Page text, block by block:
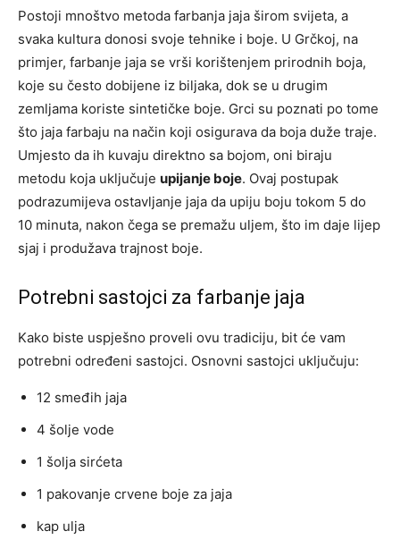
Postoji mnoštvo metoda farbanja jaja širom svijeta, a
svaka kultura donosi svoje tehnike i boje. U Grčkoj, na
primjer, farbanje jaja se vrši korištenjem prirodnih boja,
koje su često dobijene iz biljaka, dok se u drugim
zemljama koriste sintetičke boje. Grci su poznati po tome
što jaja farbaju na način koji osigurava da boja duže traje.
Umjesto da ih kuvaju direktno sa bojom, oni biraju
metodu koja uključuje upijanje boje. Ovaj postupak
podrazumijeva ostavljanje jaja da upiju boju tokom 5 do
10 minuta, nakon čega se premažu uljem, što im daje lijep
sjaj i produžava trajnost boje.
Potrebni sastojci za farbanje jaja
Kako biste uspješno proveli ovu tradiciju, bit će vam
potrebni određeni sastojci. Osnovni sastojci uključuju:
12 smeđih jaja
4 šolje vode
1 šolja sirćeta
1 pakovanje crvene boje za jaja
kap ulja